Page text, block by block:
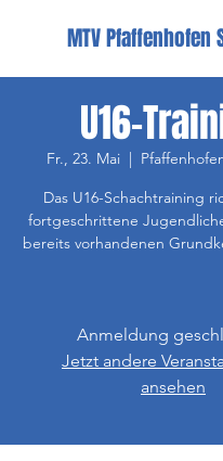
MTV Pfaffenhofen
U16-
Fr., 23. Mai
  |
Das U16-Schachtraining
fortgeschrittene
bereits vorhandenen
Anmeldung
Jetzt andere
ansehen